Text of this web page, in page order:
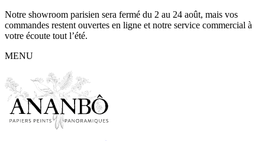
Notre showroom parisien sera fermé du 2 au 24 août, mais vos
commandes restent ouvertes en ligne et notre service commercial à
votre écoute tout l’été.
MENU